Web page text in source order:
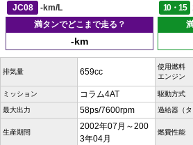
JC08
-km/L 10・15
満タンでどこまで走る？
-km
排気量 659cc
使用燃料
エンジン
ミッション コラム4AT 駆動方式
最大出力 58ps/7600rpm 過給器（タ
生産期間
2002年07月～200
3年04月
燃費性能